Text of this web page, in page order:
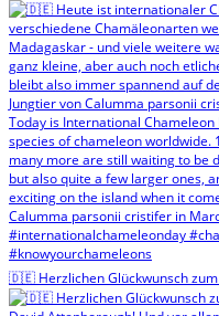
🇩🇪 Herzlichen Glückwunsch zum